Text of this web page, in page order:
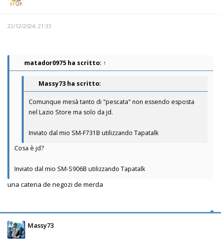
22/12/2024, 21:33
matador0975 ha scritto: ↑
Massy73 ha scritto:
Comunque mesà tanto di "pescata" non essendo esposta
nel Lazio Store ma solo da jd.
Inviato dal mio SM-F731B utilizzando Tapatalk
Cosa è jd?
Inviato dal mio SM-S906B utilizzando Tapatalk
una catena de negozi de merda
Massy73